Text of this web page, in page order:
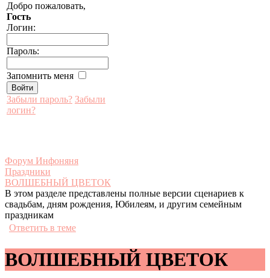
Добро пожаловать,
Гость
Логин:
Пароль:
Запомнить меня
Забыли пароль? Забыли
логин?
Форум Инфоняня
Праздники
ВОЛШЕБНЫЙ ЦВЕТОК
В этом разделе представлены полные версии сценариев к
свадьбам, дням рождения, Юбилеям, и другим семейным
праздникам
Ответить в теме
ВОЛШЕБНЫЙ ЦВЕТОК